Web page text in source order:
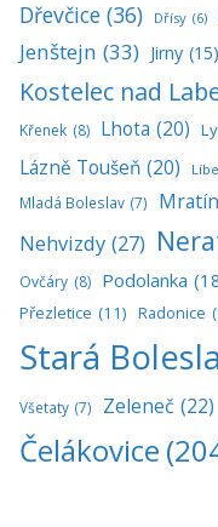
Dřevčice (36) Dřísy (6)
Jenštejn (33) Jirny (15)
Kostelec nad
Křenek (8) Lhota (20)
Lázně Toušeň (20)
Mladá Boleslav (7) Mratín
Nehvizdy (27)
Ovčáry (8) Podolanka
Přezletice (11) Radonice
Stará
Všetaty (7) Zeleneč (22)
Čelákovice